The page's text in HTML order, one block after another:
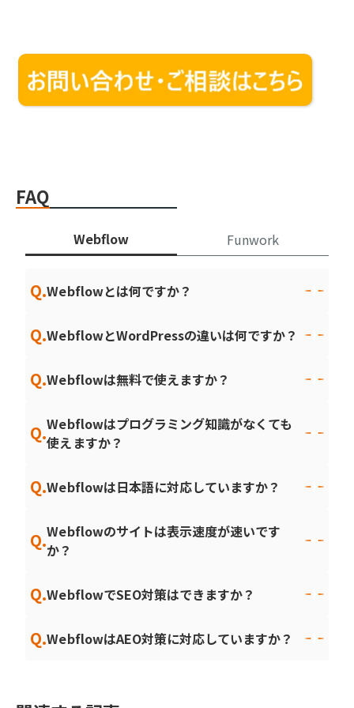
FAQ
Webflow Funwork
Q.Webflowとは何ですか？
Q.WebflowとWordPressの違いは何ですか？
Q.Webflowは無料で使えますか？
Q.Webflowはプログラミング知識がなくても
使えますか？
Q.Webflowは日本語に対応していますか？
Q.Webflowのサイトは表示速度が速いです
か？
Q.WebflowでSEO対策はできますか？
Q.WebflowはAEO対策に対応していますか？